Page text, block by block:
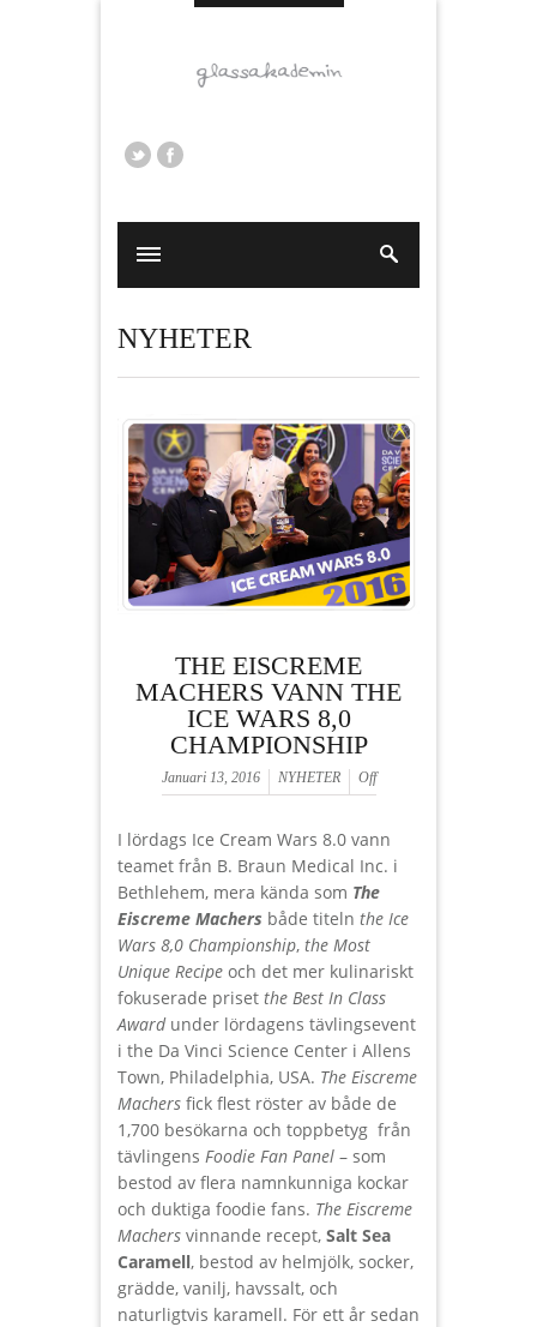
NYHETER
THE EISCREME
MACHERS VANN THE
ICE WARS 8,0
CHAMPIONSHIP
Januari 13, 2016 NYHETER Off
I lördags Ice Cream Wars 8.0 vann
teamet från B. Braun Medical Inc. i
Bethlehem, mera kända som The
Eiscreme Machers både titeln the Ice
Wars 8,0 Championship, the Most
Unique Recipe och det mer kulinariskt
fokuserade priset the Best In Class
Award under lördagens tävlingsevent
i the Da Vinci Science Center i Allens
Town, Philadelphia, USA. The Eiscreme
Machers fick flest röster av både de
1,700 besökarna och toppbetyg från
tävlingens Foodie Fan Panel – som
bestod av flera namnkunniga kockar
och duktiga foodie fans. The Eiscreme
Machers vinnande recept, Salt Sea
Caramell, bestod av helmjölk, socker,
grädde, vanilj, havssalt, och
naturligtvis karamell. För ett år sedan